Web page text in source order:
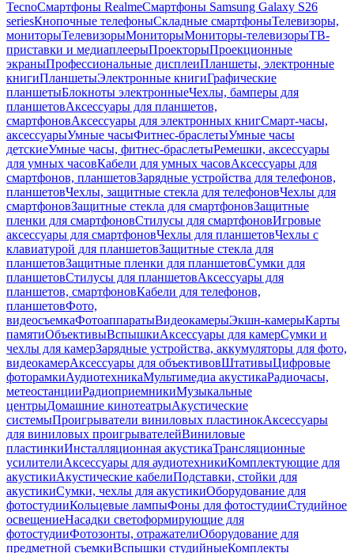
TecnoСмартфоны RealmeСмартфоны Samsung Galaxy S26
seriesКнопочные телефоныСкладные смартфоныТелевизоры,
мониторыТелевизорыМониторыМониторы-телевизорыТВ-
приставки и медиаплеерыПроекторыПроекционные
экраныПрофессиональные дисплеиПланшеты, электронные
книгиПланшетыЭлектронные книгиГрафические
планшетыБлокноты электронныеЧехлы, бамперы для
планшетовАксессуары для планшетов,
смартфоновАксессуары для электронных книгСмарт-часы,
аксессуарыУмные часыФитнес-браслетыУмные часы
детскиеУмные часы, фитнес-браслетыРемешки, аксессуары
для умных часовКабели для умных часовАксессуары для
смартфонов, планшетовЗарядные устройства для телефонов,
планшетовЧехлы, защитные стекла для телефоновЧехлы для
смартфоновЗащитные стекла для смартфоновЗащитные
пленки для смартфоновСтилусы для смартфоновИгровые
аксессуары для смартфоновЧехлы для планшетовЧехлы с
клавиатурой для планшетовЗащитные стекла для
планшетовЗащитные пленки для планшетовСумки для
планшетовСтилусы для планшетовАксессуары для
планшетов, смартфоновКабели для телефонов,
планшетовФото,
видеосъемкаФотоаппаратыВидеокамерыЭкшн-камерыКарты
памятиОбъективыВспышкиАксессуары для камерСумки и
чехлы для камерЗарядные устройства, аккумуляторы для фото,
видеокамерАксессуары для объективовШтативыЦифровые
фоторамкиАудиотехникаМультимедиа акустикаРадиочасы,
метеостанцииРадиоприемникиМузыкальные
центрыДомашние кинотеатрыАкустические
системыПроигрыватели виниловых пластинокАксессуары
для виниловых проигрывателейВиниловые
пластинкиИнсталляционная акустикаТрансляционные
усилителиАксессуары для аудиотехникиКомплектующие для
акустикиАкустические кабелиПодставки, стойки для
акустикиСумки, чехлы для акустикиОборудование для
фотостудииКольцевые лампыФоны для фотостудииСтудийное
освещениеНасадки светоформирующие для
фотостудииФотозонты, отражателиОборудование для
предметной съемкиВспышки студийныеКомплекты